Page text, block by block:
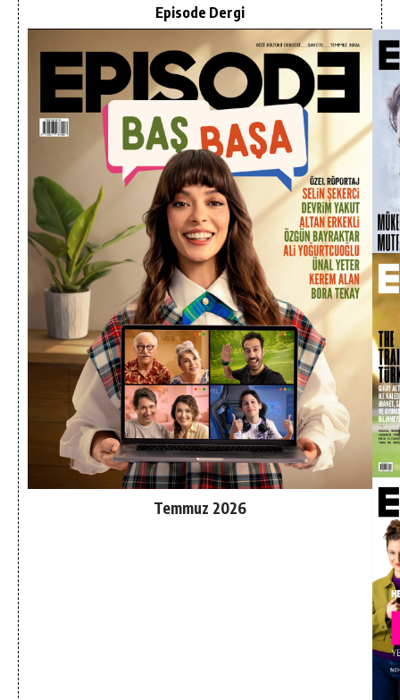
Episode Dergi
Temmuz 2026